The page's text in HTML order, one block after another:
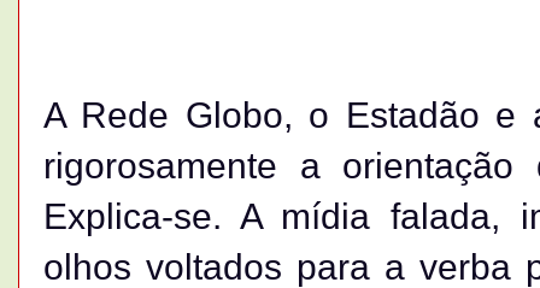
A Rede Globo, o Estadão e
rigorosamente a
Explica-se. A mídia falada,
olhos voltados para a verba